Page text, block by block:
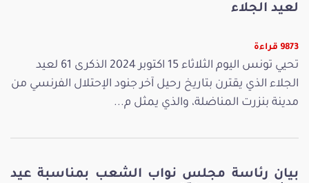
لعيد الجلاء
9873 قراءة
تحيي تونس اليوم الثلاثاء 15 اكتوبر 2024 الذكرى 61 لعيد
الجلاء الذي يقترن بتاريخ رحيل آخر جنود الإحتلال الفرنسي من
مدينة بنزرت المناضلة، والذي يمثل م...
بيان رئاسة مجلس نواب الشعب بمناسبة عيد